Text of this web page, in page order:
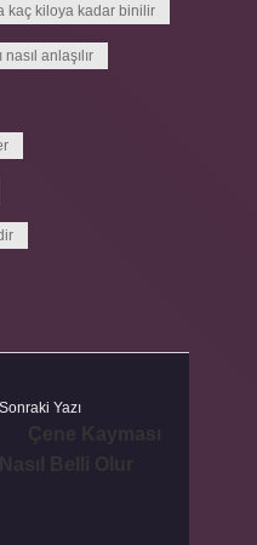
kaç kiloya kadar binilir
nasıl anlaşılır
Sonraki Yazı